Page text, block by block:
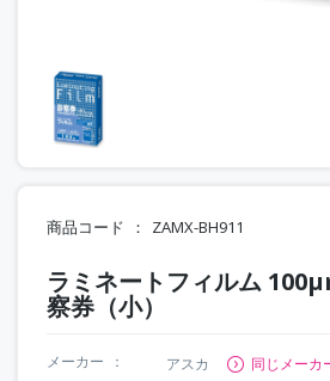
商品コード ZAMX-BH911
ラミネートフィルム
察券（小）
メーカー アスカ
同じメーカ